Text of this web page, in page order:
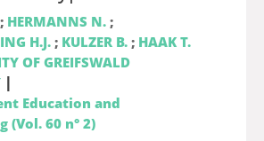
HERMANNS N.;
H.J.; KULZER B.; HAAK T.
OF GREIFSWALD
|
Education and
(Vol. 60 n° 2)